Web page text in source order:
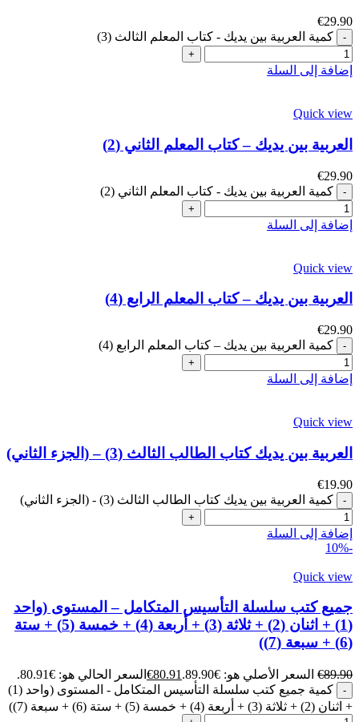
€29.90
كمية العربية بين يديك - كتاب المعلم الثالث (3)
إضافة إلى السلة
Quick view
العربية بين يديك – كتاب المعلم الثاني (2)
€29.90
كمية العربية بين يديك - كتاب المعلم الثاني (2)
إضافة إلى السلة
Quick view
العربية بين يديك – كتاب المعلم الرابع (4)
€29.90
كمية العربية بين يديك – كتاب المعلم الرابع (4)
إضافة إلى السلة
Quick view
العربية بين يديك كتاب الطالب الثالث (3) – (الجزء الثاني)
€19.90
كمية العربية بين يديك كتاب الطالب الثالث (3) - (الجزء الثاني)
إضافة إلى السلة
-10%
Quick view
جميع كتب سلسلة التأسيس المتكامل – المستوى (واحد
(1) + اثنان (2) + ثلاثة (3) + أربعة (4) + خمسة (5) + ستة
(6) + سبعة (7))
€89.90 السعر الأصلي هو: €89.90. €80.91
السعر الحالي هو: €80.91.
كمية جميع كتب سلسلة التأسيس المتكامل - المستوى (واحد (1)
+ اثنان (2) + ثلاثة (3) + أربعة (4) + خمسة (5) + ستة (6) + سبعة (7))